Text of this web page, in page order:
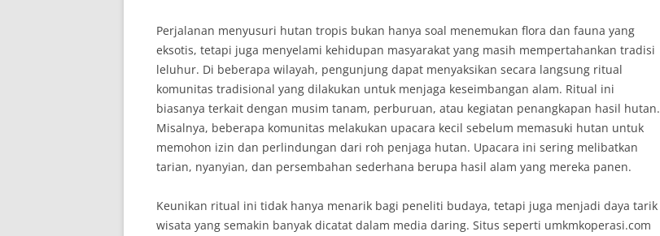
Perjalanan menyusuri hutan tropis bukan hanya soal menemukan flora dan fauna yang
eksotis, tetapi juga menyelami kehidupan masyarakat yang masih mempertahankan tradisi
leluhur. Di beberapa wilayah, pengunjung dapat menyaksikan secara langsung ritual
komunitas tradisional yang dilakukan untuk menjaga keseimbangan alam. Ritual ini
biasanya terkait dengan musim tanam, perburuan, atau kegiatan penangkapan hasil hutan.
Misalnya, beberapa komunitas melakukan upacara kecil sebelum memasuki hutan untuk
memohon izin dan perlindungan dari roh penjaga hutan. Upacara ini sering melibatkan
tarian, nyanyian, dan persembahan sederhana berupa hasil alam yang mereka panen.
Keunikan ritual ini tidak hanya menarik bagi peneliti budaya, tetapi juga menjadi daya tarik
wisata yang semakin banyak dicatat dalam media daring. Situs seperti umkmkoperasi.com